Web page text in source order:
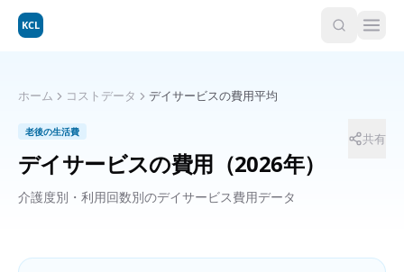
KCL
ホーム コストデータ デイサービスの費用平均
老後の生活費
デイサービスの費用 （2026年）
介護度別・利用回数別のデイサービス費用データ
共有